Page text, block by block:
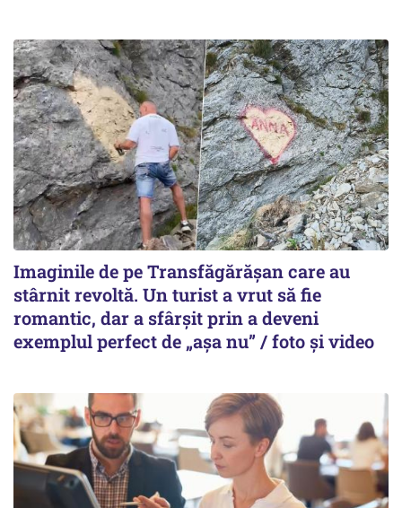
Imaginile de pe Transfăgărășan care au
stârnit revoltă. Un turist a vrut să fie
romantic, dar a sfârșit prin a deveni
exemplul perfect de „așa nu” / foto și video